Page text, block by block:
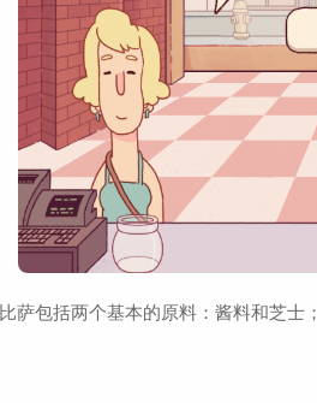
萨包括两个基本的原料：酱料和芝士；